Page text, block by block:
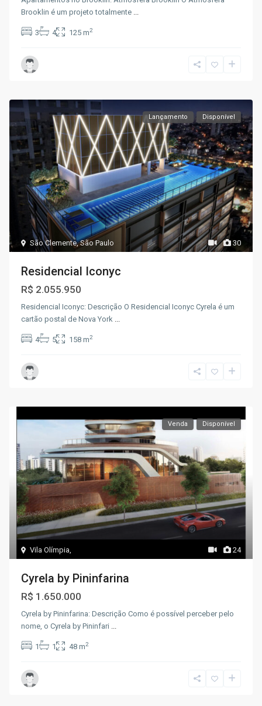
Brooklin é um projeto totalmente ...
3 4 125 m2
30
São Clemente,São Paulo
Lançamento Disponível
Residencial Iconyc
R$ 2.055.950
Residencial Iconyc: Descrição O Residencial Iconyc Cyrela é um
cartão postal de Nova York
4 5 158 m2
24
Vila Olímpia
Venda Disponível
Cyrela by Pininfarina
R$ 1.650.000
Cyrela by Pininfarina: Descrição Como é possível perceber pelo
nome, o Cyrela by Pininfari
1 1 48 m2